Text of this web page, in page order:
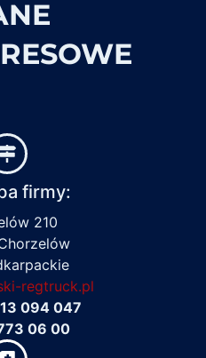
firmy:
210
regtruck.pl
094 047
06 00